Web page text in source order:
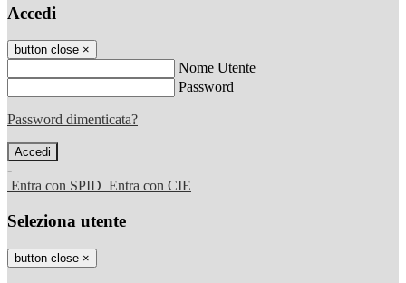
Accedi
button close ×
Nome Utente
Password
Password dimenticata?
-
Entra con SPID Entra con CIE
Seleziona utente
button close ×